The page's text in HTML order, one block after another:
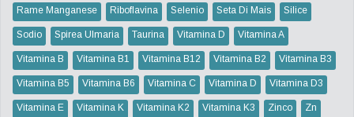
Rame Manganese Riboflavina Selenio Seta Di Mais Silice
Sodio Spirea Ulmaria Taurina Vitamina D Vitamina A
Vitamina B Vitamina B1 Vitamina B12 Vitamina B2 Vitamina B3
Vitamina B5 Vitamina B6 Vitamina C Vitamina D Vitamina D3
Vitamina E Vitamina K Vitamina K2 Vitamina K3 Zinco Zn